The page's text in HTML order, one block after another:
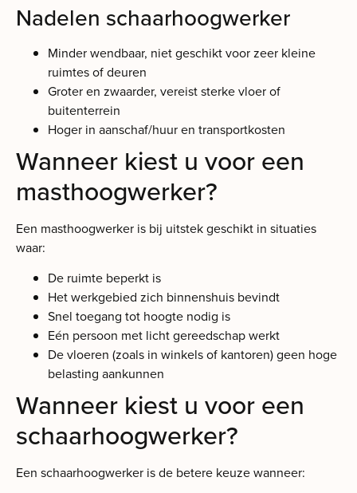
Nadelen schaarhoogwerker
Minder wendbaar, niet geschikt voor zeer kleine
ruimtes of deuren
Groter en zwaarder, vereist sterke vloer of
buitenterrein
Hoger in aanschaf/huur en transportkosten
Wanneer kiest u voor een
masthoogwerker?
Een masthoogwerker is bij uitstek geschikt in situaties
waar:
De ruimte beperkt is
Het werkgebied zich binnenshuis bevindt
Snel toegang tot hoogte nodig is
Eén persoon met licht gereedschap werkt
De vloeren (zoals in winkels of kantoren) geen hoge
belasting aankunnen
Wanneer kiest u voor een
schaarhoogwerker?
Een schaarhoogwerker is de betere keuze wanneer: